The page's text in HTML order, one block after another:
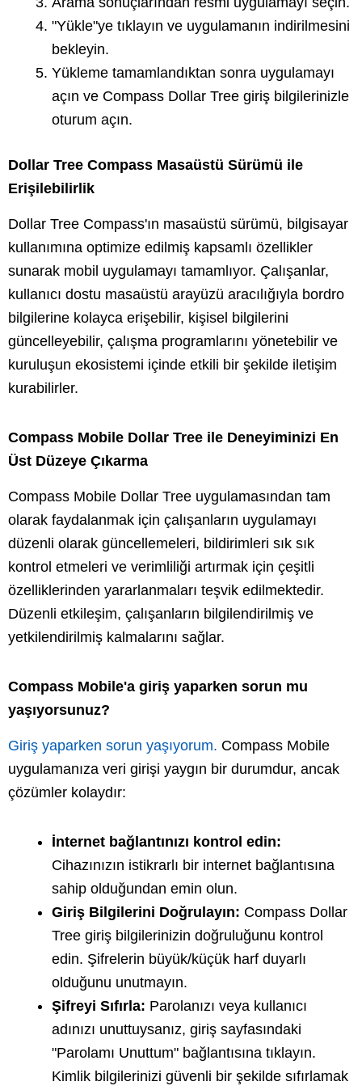
"Yükle"ye tıklayın ve uygulamanın indirilmesini
bekleyin.
Yükleme tamamlandıktan sonra uygulamayı
açın ve Compass Dollar Tree giriş bilgilerinizle
oturum açın.
Dollar Tree Compass Masaüstü Sürümü ile
Erişilebilirlik
Dollar Tree Compass'ın masaüstü sürümü, bilgisayar
kullanımına optimize edilmiş kapsamlı özellikler
sunarak mobil uygulamayı tamamlıyor. Çalışanlar,
kullanıcı dostu masaüstü arayüzü aracılığıyla bordro
bilgilerine kolayca erişebilir, kişisel bilgilerini
güncelleyebilir, çalışma programlarını yönetebilir ve
kuruluşun ekosistemi içinde etkili bir şekilde iletişim
kurabilirler.
Compass Mobile Dollar Tree ile Deneyiminizi En
Üst Düzeye Çıkarma
Compass Mobile Dollar Tree uygulamasından tam
olarak faydalanmak için çalışanların uygulamayı
düzenli olarak güncellemeleri, bildirimleri sık sık
kontrol etmeleri ve verimliliği artırmak için çeşitli
özelliklerinden yararlanmaları teşvik edilmektedir.
Düzenli etkileşim, çalışanların bilgilendirilmiş ve
yetkilendirilmiş kalmalarını sağlar.
Compass Mobile'a giriş yaparken sorun mu
yaşıyorsunuz?
Giriş yaparken sorun yaşıyorum. Compass Mobile
uygulamanıza veri girişi yaygın bir durumdur, ancak
çözümler kolaydır:
İnternet bağlantınızı kontrol edin:
Cihazınızın istikrarlı bir internet bağlantısına
sahip olduğundan emin olun.
Giriş Bilgilerini Doğrulayın: Compass Dollar
Tree giriş bilgilerinizin doğruluğunu kontrol
edin. Şifrelerin büyük/küçük harf duyarlı
olduğunu unutmayın.
Şifreyi Sıfırla: Parolanızı veya kullanıcı
adınızı unuttuysanız, giriş sayfasındaki
"Parolamı Unuttum" bağlantısına tıklayın.
Kimlik bilgilerinizi güvenli bir şekilde sıfırlamak